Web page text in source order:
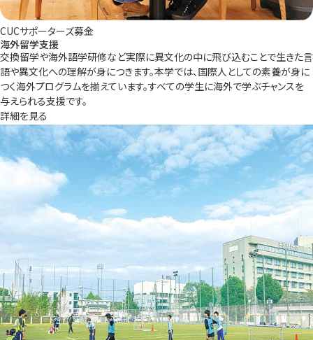
CUCサポーターズ募金
海外留学支援
交換留学や海外語学研修など実際に異文化の中に飛び込むことで生きた言
語や異文化への理解が身につきます。本学では、国際人としての素養が身に
つく海外プログラムを揃えています。すべての学生に海外で学ぶチャンスを
与えられる支援です。
詳細を見る